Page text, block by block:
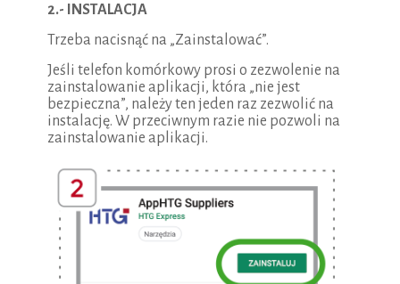
2.- INSTALACJA
Trzeba nacisnąć na „Zainstalować”.
Jeśli telefon komórkowy prosi o zezwolenie na
zainstalowanie aplikacji, która „nie jest
bezpieczna”, należy ten jeden raz zezwolić na
instalację. W przeciwnym razie nie pozwoli na
zainstalowanie aplikacji.